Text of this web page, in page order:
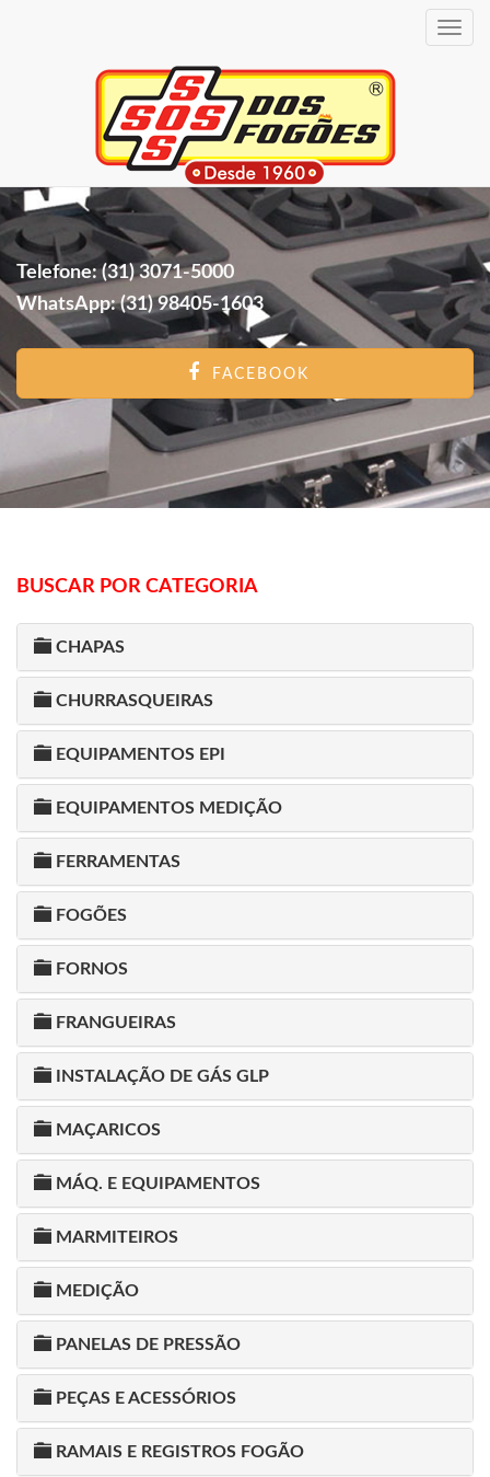
Toggle
Telefone: (31) 3071-5000
WhatsApp: (31) 98405-1603
FACEBOOK
BUSCAR POR CATEGORIA
CHAPAS
CHURRASQUEIRAS
EQUIPAMENTOS EPI
EQUIPAMENTOS MEDIÇÃO
FERRAMENTAS
FOGÕES
FORNOS
FRANGUEIRAS
INSTALAÇÃO DE GÁS GLP
MAÇARICOS
MÁQ. E EQUIPAMENTOS
MARMITEIROS
MEDIÇÃO
PANELAS DE PRESSÃO
PEÇAS E ACESSÓRIOS
RAMAIS E REGISTROS FOGÃO